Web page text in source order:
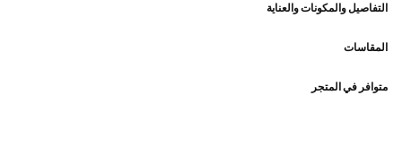
التفاصيل والمكونات والعناية
المقاسات
متوافر في المتجر